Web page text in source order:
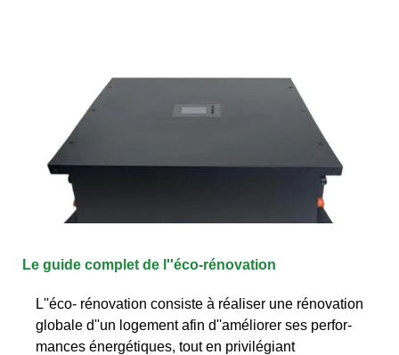
Le guide complet de l''éco-rénovation
L''éco- rénovation consiste à réaliser une réno­va­tion
globale d''un logement afin d''améliorer ses per­for­
mances éner­gé­tiques, tout en pri­vi­lé­giant